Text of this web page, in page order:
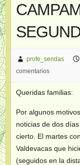
profe_sendas
comentarios
Queridas familias:
Por algunos
noticias de dos
cierto. El martes
Valdevacas que
(seguidos en la